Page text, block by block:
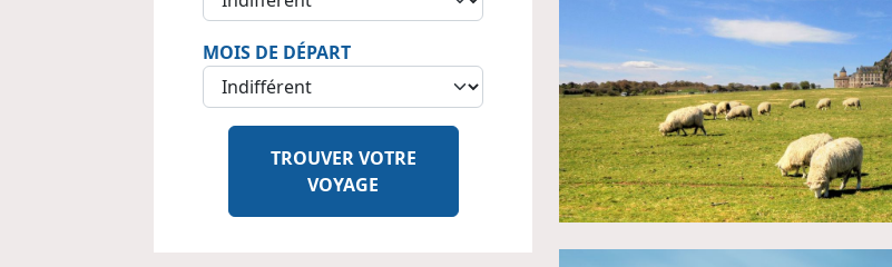
MOIS DE DÉPART
TROUVER VOTRE
VOYAGE